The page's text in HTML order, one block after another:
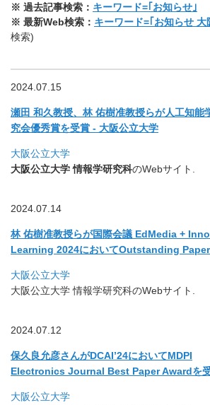
※ 過去記事検索： キーワード=｢お知らせ｣
※ 最新Web検索： キーワード=｢お知らせ 大
検索)
2024.07.15
瀬田 和久教授、林 佑樹准教授らが人工知能
究会優秀賞を受賞 - 大阪公立大学
大阪公立大学
大阪公立大学 情報学研究科のWebサイト.
2024.07.14
林 佑樹准教授らが国際会議 EdMedia +
Learning 2024においてOutstanding
大阪公立大学
大阪公立大学 情報学研究科のWebサイト.
2024.07.12
保久良允彦さんがDCAI’24においてMDPI
Electronics Journal Best Paper Awardを
大阪公立大学